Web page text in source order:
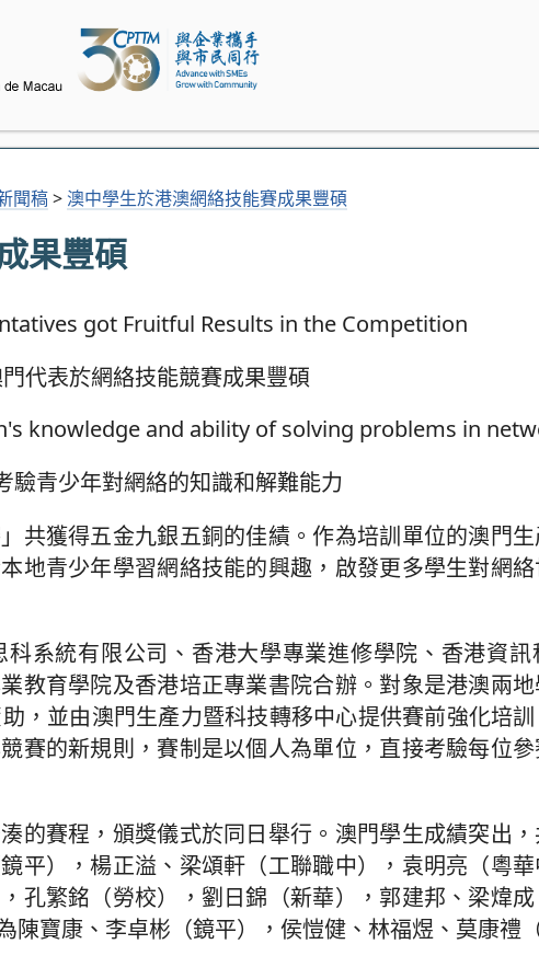
聞稿> 澳中學生於港澳網絡技能賽成果豐碩
果豐碩
代表於網絡技能競賽成果豐碩
驗青少年對網絡的知識和解難能力
共獲得五金九銀五銅的佳績。作為培訓單位的澳門
地青少年學習網絡技能的興趣，啟發更多學生對網
科系統有限公司、香港大學專業進修學院、香港資
教育學院及香港培正專業書院合辦。對象是港澳兩
，並由澳門生產力暨科技轉移中心提供賽前強化培
賽的新規則，賽制是以個人為單位，直接考驗每位
的賽程，頒獎儀式於同日舉行。澳門學生成績突出
平），楊正溢、梁頌軒（工聯職中），袁明亮（粵
孔繁銘（勞校），劉日錦（新華），郭建邦、梁煒
陳寶康、李卓彬（鏡平），侯愷健、林福煜、莫康禮